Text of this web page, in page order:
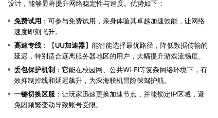
设计，能够显著提升网络稳定性与速度。优势如下：
免费试用 ：可参与免费试用，亲身体验其卓越加速效能，让网络
速度即刻飞升。
高速专线 ：【UU加速器】能智能选择最优路径，降低数据传输的
延迟，特别适合远离服务器地区的用户，大幅提升游戏流畅度。
丢包保护机制 ：它能在校园网、公共Wi-Fi等复杂网络环境下，有
效抑制掉线和延迟飙升，为深海联机冒险保驾护航。
一键切换区服 ：让玩家迅速更换加速节点，并能锁定IP区域，避
免因频繁变动导致账号受限。